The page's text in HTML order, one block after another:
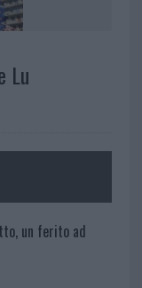
Lu
un ferito ad